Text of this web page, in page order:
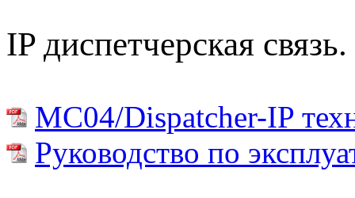
IP диспетчерская связь.
MC04/Dispatcher-IP
Руководство по